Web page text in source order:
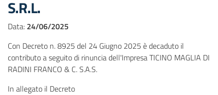
S.R.L.
Data: 24/06/2025
Con Decreto n. 8925 del 24 Giugno 2025 è decaduto il
contributo a seguito di rinuncia dell'Impresa TICINO MAGLIA DI
RADINI FRANCO & C. S.A.S.
In allegato il Decreto